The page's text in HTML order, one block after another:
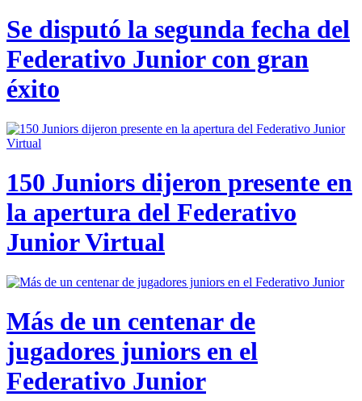
Se disputó la segunda fecha del
Federativo Junior con gran
éxito
150 Juniors dijeron presente en
la apertura del Federativo
Junior Virtual
Más de un centenar de
jugadores juniors en el
Federativo Junior